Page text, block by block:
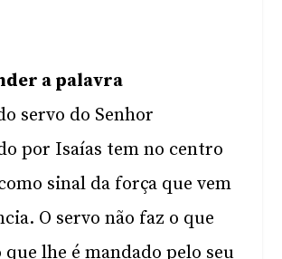
a palavra
servo do Senhor
por Isaías tem no centro
sinal da força que vem
O servo não faz o que
que lhe é mandado pelo seu